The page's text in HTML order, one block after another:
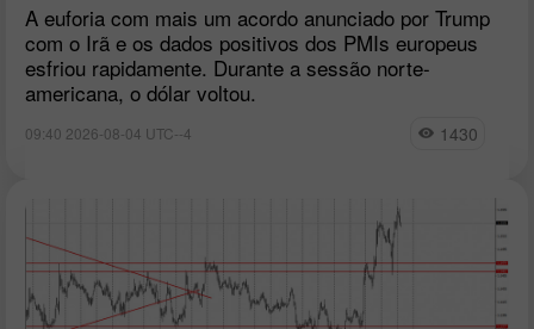
A euforia com mais um acordo anunciado por Trump
com o Irã e os dados positivos dos PMIs europeus
esfriou rapidamente. Durante a sessão norte-
americana, o dólar voltou.
09:40 2026-08-04 UTC--4 1430